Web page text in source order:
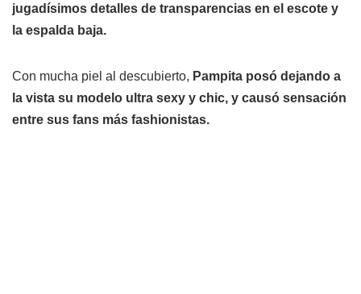
jugadísimos detalles de transparencias en el escote y
la espalda baja.
Con mucha piel al descubierto, Pampita posó dejando a
la vista su modelo ultra sexy y chic, y causó sensación
entre sus fans más fashionistas.